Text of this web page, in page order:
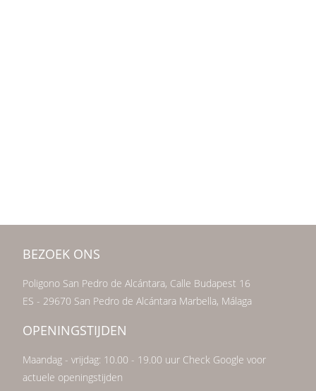
BEZOEK ONS
Poligono San Pedro de Alcántara, Calle Budapest 16
ES - 29670 San Pedro de Alcántara Marbella, Málaga
OPENINGSTIJDEN
Maandag - vrijdag: 10.00 - 19.00 uur Check Google voor
actuele openingstijden